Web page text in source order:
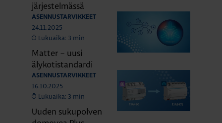
järjestelmässä
ASENNUSTARVIKKEET
24.11.2025
Lukuaika: 3 min
Matter – uusi
älykotistandardi
ASENNUSTARVIKKEET
16.10.2025
Lukuaika: 3 min
Uuden sukupolven